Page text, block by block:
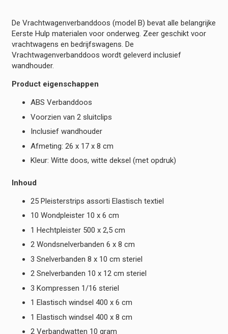
De Vrachtwagenverbanddoos (model B) bevat alle belangrijke
Eerste Hulp materialen voor onderweg. Zeer geschikt voor
vrachtwagens en bedrijfswagens. De
Vrachtwagenverbanddoos wordt geleverd inclusief
wandhouder.
Product eigenschappen
ABS Verbanddoos
Voorzien van 2 sluitclips
Inclusief wandhouder
Afmeting: 26 x 17 x 8 cm
Kleur: Witte doos, witte deksel (met opdruk)
Inhoud
25 Pleisterstrips assorti Elastisch textiel
10 Wondpleister 10 x 6 cm
1 Hechtpleister 500 x 2,5 cm
2 Wondsnelverbanden 6 x 8 cm
3 Snelverbanden 8 x 10 cm steriel
2 Snelverbanden 10 x 12 cm steriel
3 Kompressen 1/16 steriel
1 Elastisch windsel 400 x 6 cm
1 Elastisch windsel 400 x 8 cm
2 Verbandwatten 10 gram